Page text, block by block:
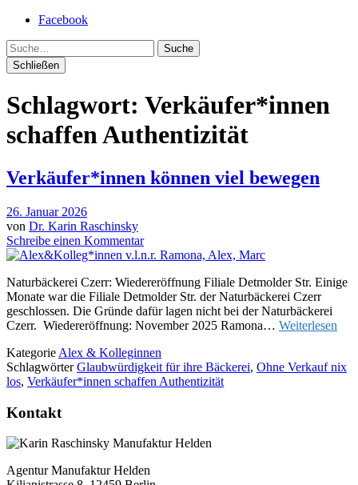
Facebook
Suche
Schließen
Schlagwort: Verkäufer*innen
schaffen Authentizität
Verkäufer*innen können viel bewegen
26. Januar 2026
von Dr. Karin Raschinsky
Schreibe einen Kommentar
Naturbäckerei Czerr: Wiedereröffnung Filiale Detmolder Str. Einige
Monate war die Filiale Detmolder Str. der Naturbäckerei Czerr
geschlossen. Die Gründe dafür lagen nicht bei der Naturbäckerei
Czerr. Wiedereröffnung: November 2025 Ramona… Weiterlesen
Kategorie Alex & Kolleginnen
SchlagwörterGlaubwürdigkeit für ihre Bäckerei, Ohne Verkauf nix
los, Verkäufer*innen schaffen Authentizität
Kontakt
Agentur Manufaktur Helden